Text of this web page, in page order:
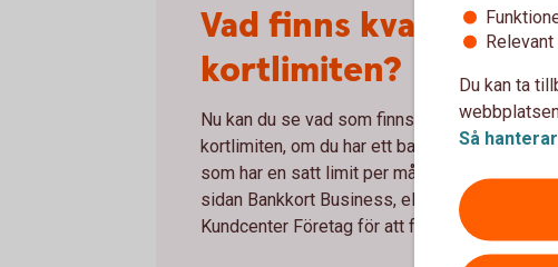
Vad finns kvar av
kortlimiten?
Nu kan du se vad som finns kvar av
kortlimiten, om du har ett bankkort Business
som har en satt limit per månad. Läs mer på
sidan Bankkort Business, eller kontakta
Kundcenter Företag för att få hjälp.
Du kan ta
Så